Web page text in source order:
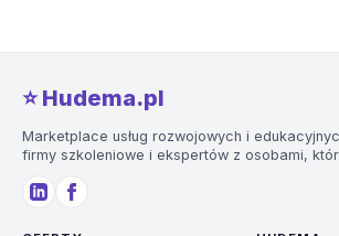
⭐️ Hudema.pl
Marketplace usług rozwojowych i
firmy szkoleniowe i ekspertów z osobami,